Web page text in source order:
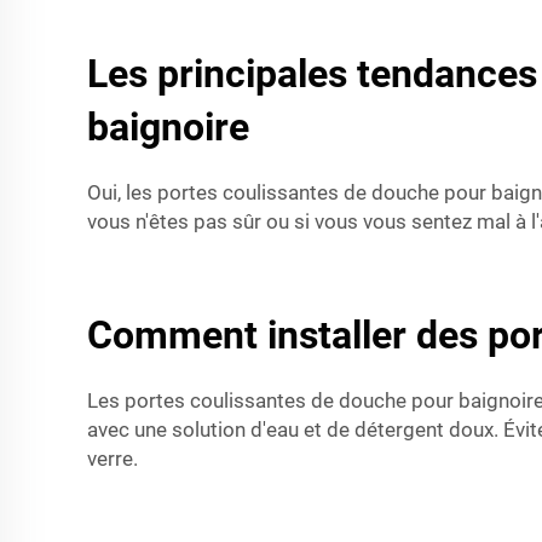
Les principales
baignoire
Oui, les portes coulissantes de douche pour
vous n'êtes pas sûr ou si vous vous sentez mal à
Comment installer des
Les portes coulissantes de douche pour
avec une solution d'eau et de détergent doux.
verre.